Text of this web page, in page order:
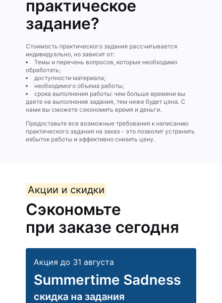
практическое
задание?
Стоимость практического задания рассчитывается
индивидуально, но зависит от:
Темы и перечень вопросов, которые необходимо
обработать;
доступности материала;
необходимого объема работы;
срока выполнения работы: чем больше времени вы
даете на выполнение задания, тем ниже будет цена. С
нами вы сможете сэкономить время и деньги.
Предоставьте все возможные требования к написанию
практического задания на заказ - это позволит устранить
избыток работы и эффективно снизить цену.
Акции и скидки
Сэкономьте
при заказе сегодня
Акция до 31 августа
Summertime Sadness
скидка на задания